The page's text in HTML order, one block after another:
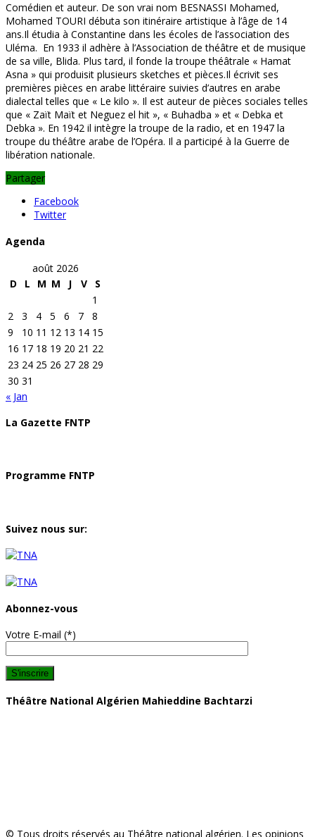
Comédien et auteur. De son vrai nom BESNASSI Mohamed,
Mohamed TOURI débuta son itinéraire artistique à l’âge de 14
ans.Il étudia à Constantine dans les écoles de l’association des
Uléma. En 1933 il adhère à l’Association de théâtre et de musique
de sa ville, Blida. Plus tard, il fonde la troupe théâtrale « Hamat
Asna » qui produisit plusieurs sketches et pièces.Il écrivit ses
premières pièces en arabe littéraire suivies d’autres en arabe
dialectal telles que « Le kilo ». Il est auteur de pièces sociales telles
que « Zaït Maït et Neguez el hit », « Buhadba » et « Debka et
Debka ». En 1942 il intègre la troupe de la radio, et en 1947 la
troupe du théâtre arabe de l’Opéra. Il a participé à la Guerre de
libération nationale.
Partager
Facebook
Twitter
Agenda
août 2026
D
L M M J V
S
1
2
3 4 5 6 7
8
9
10 11 12 13 14 15
16 17 18 19 20 21 22
23 24 25 26 27 28 29
30 31
« Jan
La Gazette FNTP
Programme FNTP
Suivez nous sur:
Abonnez-vous
Votre E-mail (*)
Théâtre National Algérien Mahieddine Bachtarzi
© Tous droits réservés au Théâtre national algérien. Les opinions